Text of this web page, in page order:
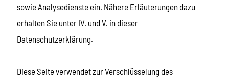
sowie Analysedienste ein. Nähere Erläuterungen dazu
erhalten Sie unter IV. und V. in dieser
Datenschutzerklärung.
Diese Seite verwendet zur Verschlüsselung des